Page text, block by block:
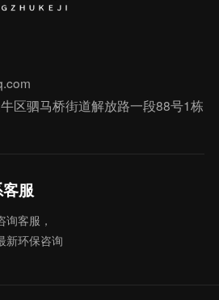
区驷马桥街道解放路一段88号1栋
服
询客服，
新环保咨询